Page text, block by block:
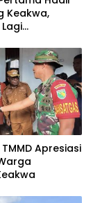
Keakwa,
Apresiasi